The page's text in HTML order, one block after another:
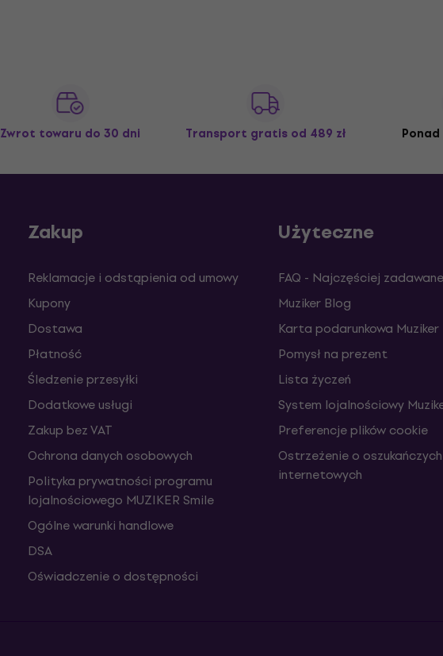
Zwrot towaru do 30 dni Transport gratis od 489 zł
Zakup
Reklamacje i odstąpienia od umowy
Kupony
Dostawa
Płatność
Śledzenie przesyłki
Dodatkowe usługi
Zakup bez VAT
Ochrona danych osobowych
Polityka prywatności programu
lojalnościowego MUZIKER Smile
Ogólne warunki handlowe
DSA
Oświadczenie o dostępności
Użyteczne
FAQ - Najczęściej
Muziker Blog
Karta podarunkowa Muziker
Pomysł na prezent
Lista życzeń
System lojalnościowy
Preferencje plików cookie
Ostrzeżenie o
internetowych